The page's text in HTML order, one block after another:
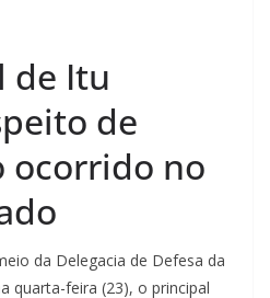
de Itu
de
no
da Delegacia de Defesa da
quarta-feira (23), o principal